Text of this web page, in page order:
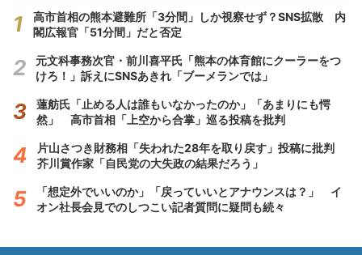
高市首相の熊本避難所「3分間」しか視察せず？SNS拡散 内
閣広報官「51分間」だと否定
元文科事務次官・前川喜平氏「熊本の体育館にクーラーをつ
けろ！」訴えにSNSあきれ「ブーメランでは」
蓮舫氏「止める人は誰もいなかったのか」「あまりにも愕
然」 高市首相「上空から合掌」巡る投稿を批判
片山さつき財務相「失われた28年を取り戻す」投稿に批判
芥川賞作家「自民党の大失政の結果だろう」
「想定外でいいのか」「戻っていいとアナウンスは？」 イ
オン社長会見でのしつこい記者質問に疑問も続々